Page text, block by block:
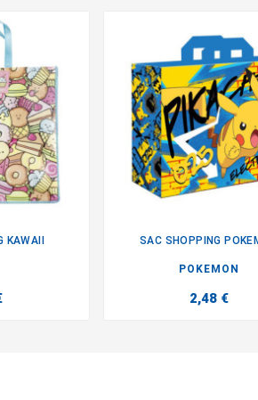
KAWAII SAC SHOPPING
POKEMON
2,48 €